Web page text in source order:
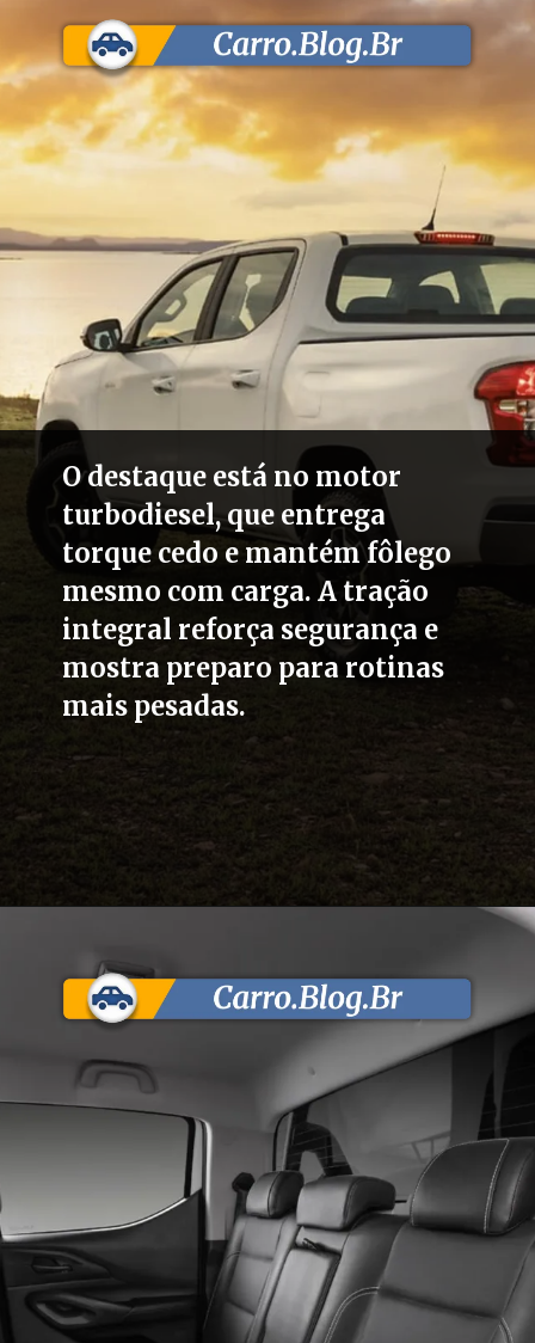
O destaque está no motor
turbodiesel, que entrega
torque cedo e mantém fôlego
mesmo com carga. A tração
integral reforça segurança e
mostra preparo para rotinas
mais pesadas.